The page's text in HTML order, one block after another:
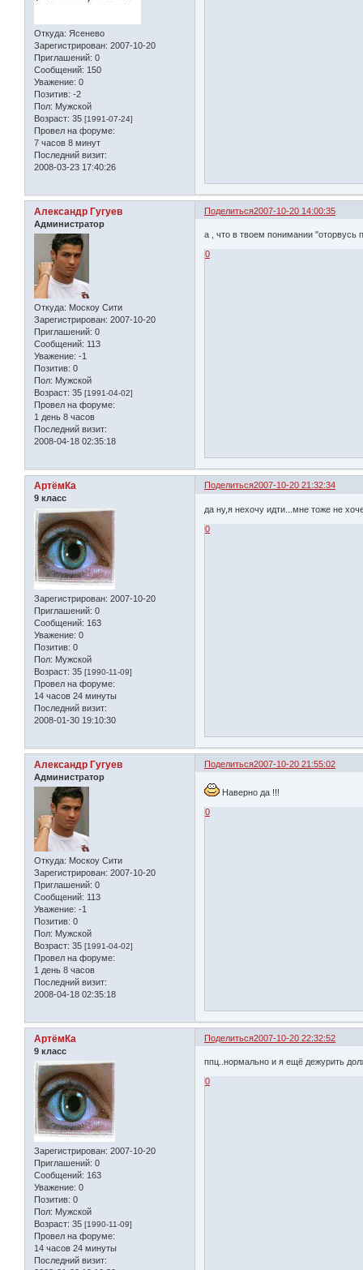
Откуда: Ясенево
Зарегистрирован: 2007-10-20
Приглашений: 0
Сообщений: 150
Уважение: 0
Позитив: -2
Пол: Мужской
Возраст: 35 [1991-07-24]
Провел на форуме:
7 часов 8 минут
Последний визит:
2008-03-23 17:40:26
Поделиться2007-10-20 14:00:35
Александр Гугуев
Администратор
Откуда: Москоу Сити
Зарегистрирован: 2007-10-20
Приглашений: 0
Сообщений: 113
Уважение: -1
Позитив: 0
Пол: Мужской
Возраст: 35 [1991-04-02]
Провел на форуме:
1 день 8 часов
Последний визит:
2008-04-18 02:35:18
а , что в твоем понимании "оторвусь
0
Поделиться2007-10-20 21:32:34
АртёмКа
9 класс
Зарегистрирован: 2007-10-20
Приглашений: 0
Сообщений: 163
Уважение: 0
Позитив: 0
Пол: Мужской
Возраст: 35 [1990-11-09]
Провел на форуме:
14 часов 24 минуты
Последний визит:
2008-01-30 19:10:30
да ну,я нехочу идти...мне тоже не
0
Поделиться2007-10-20 21:55:02
Александр Гугуев
Администратор
Откуда: Москоу Сити
Зарегистрирован: 2007-10-20
Приглашений: 0
Сообщений: 113
Уважение: -1
Позитив: 0
Пол: Мужской
Возраст: 35 [1991-04-02]
Провел на форуме:
1 день 8 часов
Последний визит:
2008-04-18 02:35:18
Наверно да !!!
0
Поделиться2007-10-20 22:32:52
АртёмКа
9 класс
Зарегистрирован: 2007-10-20
Приглашений: 0
Сообщений: 163
Уважение: 0
Позитив: 0
Пол: Мужской
Возраст: 35 [1990-11-09]
Провел на форуме:
14 часов 24 минуты
Последний визит:
ппц..нормально и я ещё дежурить
0